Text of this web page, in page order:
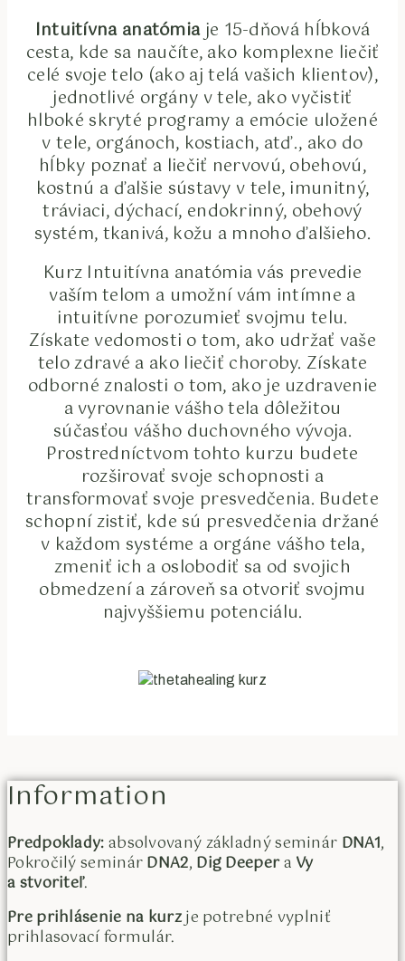
Intuitívna anatómiaje 15-dňová hĺbková
cesta, kde sa naučíte, ako komplexne liečiť
celé svoje telo (ako aj telá vašich klientov),
jednotlivé orgány v tele, ako vyčistiť
hlboké skryté programy a emócie uložené
v tele, orgánoch, kostiach, atď., ako do
hĺbky poznať a liečiť nervovú, obehovú,
kostnú a ďalšie sústavy v tele, imunitný,
tráviaci, dýchací, endokrinný, obehový
systém, tkanivá, kožu a mnoho ďalšieho.
Kurz Intuitívna anatómia vás prevedie
vaším telom a umožní vám intímne a
intuitívne porozumieť svojmu telu.
Získate vedomosti o tom, ako udržať vaše
telo zdravé a ako liečiť choroby. Získate
odborné znalosti o tom, ako je uzdravenie
a vyrovnanie vášho tela dôležitou
súčasťou vášho duchovného vývoja.
Prostredníctvom tohto kurzu budete
rozširovať svoje schopnosti a
transformovať svoje presvedčenia. Budete
schopní zistiť, kde sú presvedčenia držané
v každom systéme a orgáne vášho tela,
zmeniť ich a oslobodiť sa od svojich
obmedzení a zároveň sa otvoriť svojmu
najvyššiemu potenciálu.
Information
Predpoklady:absolvovaný základný seminár DNA1,
Pokročilý seminárDNA2, Dig Deepera Vy
a stvoriteľ.
Pre prihlásenie na kurzje potrebné vyplniť
prihlasovací formulár.